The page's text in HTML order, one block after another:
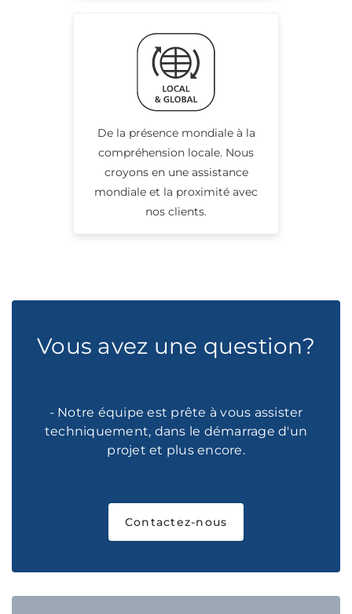
De la présence mondiale à la
compréhension locale. Nous
croyons en une assistance
mondiale et la proximité avec
nos clients.
Vous avez une question?
- Notre équipe est prête à vous assister
techniquement, dans le démarrage d'un
projet et plus encore.
Contactez-nous